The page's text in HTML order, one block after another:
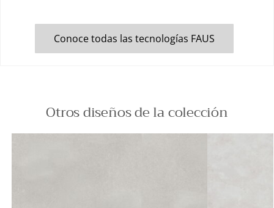
Conoce todas las tecnologías FAUS
Otros diseños de la colección